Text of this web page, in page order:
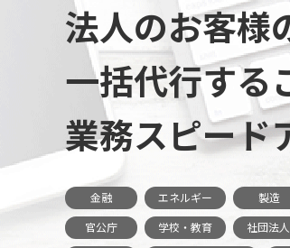
法人のお客様
一括代行する
業務スピード
金融 エネルギー 製造
官公庁
学校・教育 社団法